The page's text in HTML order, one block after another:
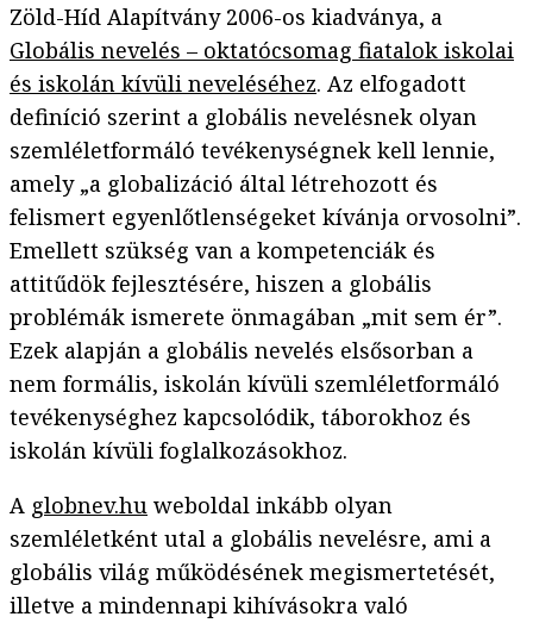
Zöld-Híd Alapítvány 2006-os kiadványa, a
Globális nevelés – oktatócsomag fiatalok iskolai
és iskolán kívüli neveléséhez. Az elfogadott
definíció szerint a globális nevelésnek olyan
szemléletformáló tevékenységnek kell lennie,
amely „a globalizáció által létrehozott és
felismert egyenlőtlenségeket kívánja orvosolni”.
Emellett szükség van a kompetenciák és
attitűdök fejlesztésére, hiszen a globális
problémák ismerete önmagában „mit sem ér”.
Ezek alapján a globális nevelés elsősorban a
nem formális, iskolán kívüli szemléletformáló
tevékenységhez kapcsolódik, táborokhoz és
iskolán kívüli foglalkozásokhoz.
A globnev.hu weboldal inkább olyan
szemléletként utal a globális nevelésre, ami a
globális világ működésének megismertetését,
illetve a mindennapi kihívásokra való